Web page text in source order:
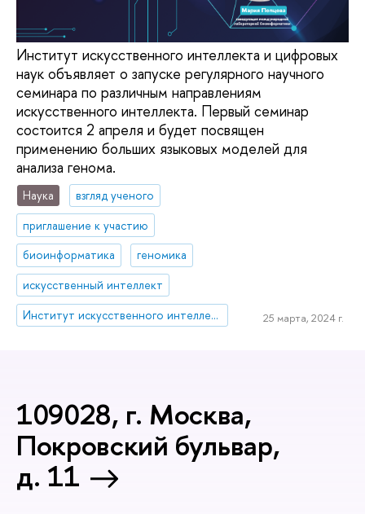
Институт искусственного интеллекта и цифровых
наук объявляет о запуске регулярного научного
семинара по различным направлениям
искусственного интеллекта. Первый семинар
состоится 2 апреля и будет посвящен
применению больших языковых моделей для
анализа генома.
Наука
взгляд ученого
приглашение к участию
биоинформатика
геномика
искусственный интеллект
Институт искусственного интеллекта и цифровых наук
25 марта, 2024 г.
109028, г. Москва,
Покровский бульвар,
д. 11